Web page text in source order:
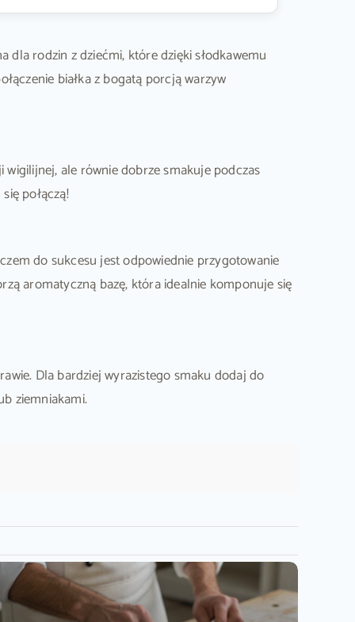
rodzin z dziećmi, które dzięki słodkawemu
białka z bogatą porcją warzyw
wigilijnej, ale równie dobrze smakuje podczas
połączą!
do sukcesu jest odpowiednie przygotowanie
aromatyczną bazę, która idealnie komponuje się
Dla bardziej wyrazistego smaku dodaj do
ziemniakami.